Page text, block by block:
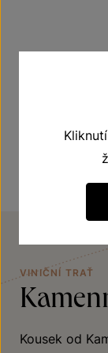
Zlatá
VINIČNÍ TRAŤ
Kousek od